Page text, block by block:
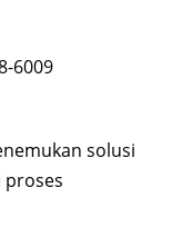
6009
solusi